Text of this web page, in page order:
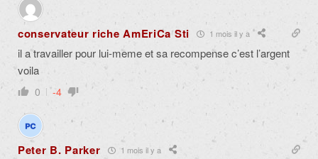
conservateur riche AmEriCa Sti 1 mois il y a
il a travailler pour lui-meme et sa recompense c’est l’argent
voila
0 -4
Peter B. Parker 1 mois il y a